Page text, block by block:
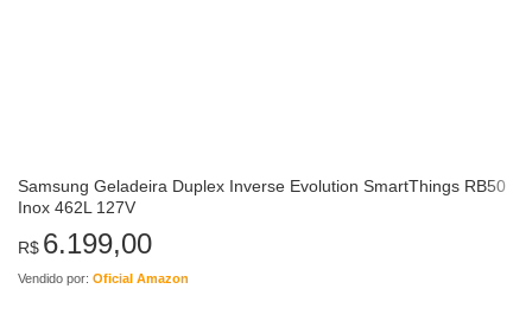
Samsung Geladeira Duplex Inverse Evolution SmartThings RB50
Inox 462L 127V
R$ 6.199,00
Vendido por: Oficial Amazon